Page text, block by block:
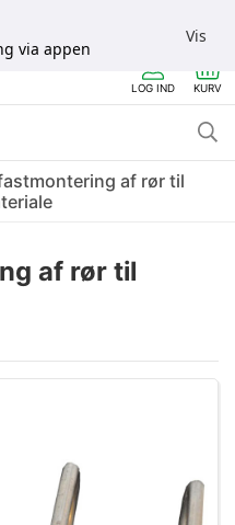
LOG IND KURV
af rør til
af rør til
via appen
Vis